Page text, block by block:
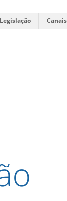
Legislação Canais